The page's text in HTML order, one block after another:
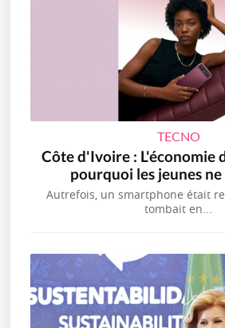
TECNO
Côte d'Ivoire : L'économie
pourquoi les jeunes ne
Autrefois, un smartphone était
tombait en...